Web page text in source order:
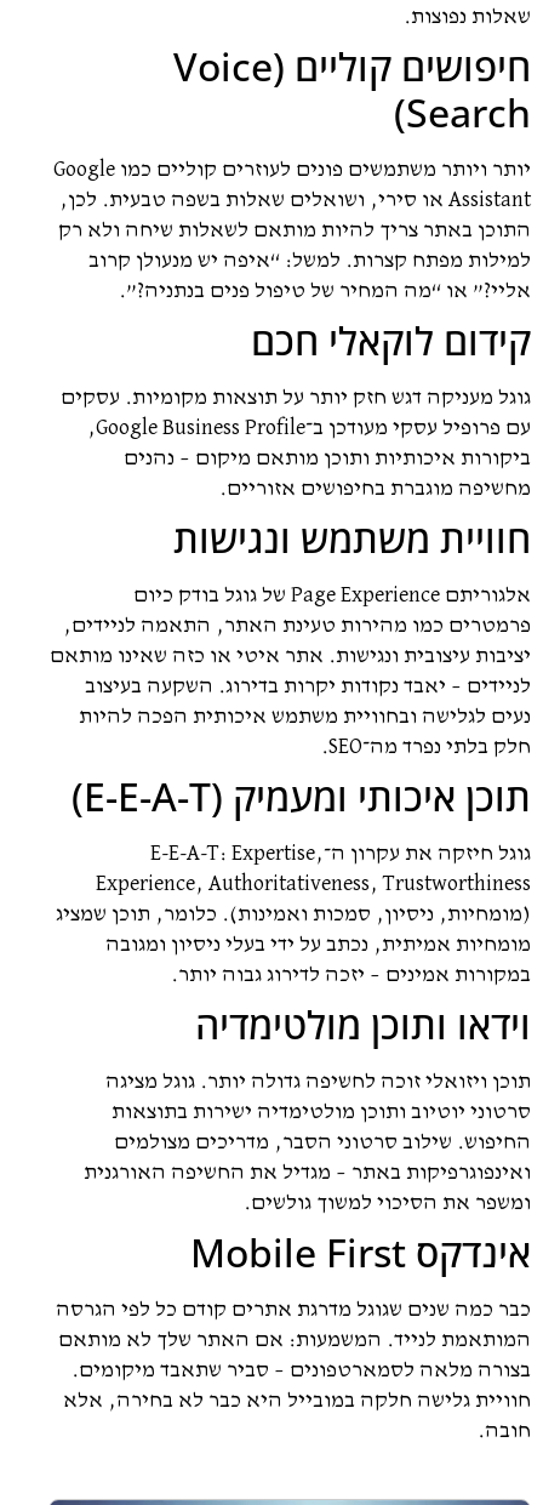
שאלות נפוצות.
חיפושים קוליים (Voice
Search)
יותר ויותר משתמשים פונים לעוזרים קוליים כמו Google
Assistant או סירי, ושואלים שאלות בשפה טבעית. לכן,
התוכן באתר צריך להיות מותאם לשאלות שיחה ולא רק
למילות מפתח קצרות. למשל: “איפה יש מנעולן קרוב
אליי?” או “מה המחיר של טיפול פנים בנתניה?”.
קידום לוקאלי חכם
גוגל מעניקה דגש חזק יותר על תוצאות מקומיות. עסקים
עם פרופיל עסקי מעודכן ב־Google Business Profile,
ביקורות איכותיות ותוכן מותאם מיקום – נהנים
מחשיפה מוגברת בחיפושים אזוריים.
חוויית משתמש ונגישות
אלגוריתם Page Experience של גוגל בודק כיום
פרמטרים כמו מהירות טעינת האתר, התאמה לניידים,
יציבות עיצובית ונגישות. אתר איטי או כזה שאינו מותאם
לניידים – יאבד נקודות יקרות בדירוג. השקעה בעיצוב
נעים לגלישה ובחוויית משתמש איכותית הפכה להיות
חלק בלתי נפרד מה־SEO.
תוכן איכותי ומעמיק (E-E-A-T)
גוגל חיזקה את עקרון ה־E-E-A-T: Expertise,
Experience, Authoritativeness, Trustworthiness
(מומחיות, ניסיון, סמכות ואמינות). כלומר, תוכן שמציג
מומחיות אמיתית, נכתב על ידי בעלי ניסיון ומגובה
במקורות אמינים – יזכה לדירוג גבוה יותר.
וידאו ותוכן מולטימדיה
תוכן ויזואלי זוכה לחשיפה גדולה יותר. גוגל מציגה
סרטוני יוטיוב ותוכן מולטימדיה ישירות בתוצאות
החיפוש. שילוב סרטוני הסבר, מדריכים מצולמים
ואינפוגרפיקות באתר – מגדיל את החשיפה האורגנית
ומשפר את הסיכוי למשוך גולשים.
אינדקס Mobile First
כבר כמה שנים שגוגל מדרגת אתרים קודם כל לפי הגרסה
המותאמת לנייד. המשמעות: אם האתר שלך לא מותאם
בצורה מלאה לסמארטפונים – סביר שתאבד מיקומים.
חוויית גלישה חלקה במובייל היא כבר לא בחירה, אלא
חובה.